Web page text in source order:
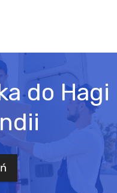
do Hagi